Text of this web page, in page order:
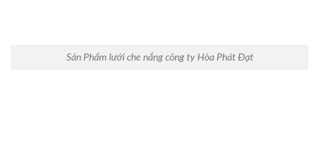
Sản Phẩm lưới che nắng công ty Hòa Phát Đạt